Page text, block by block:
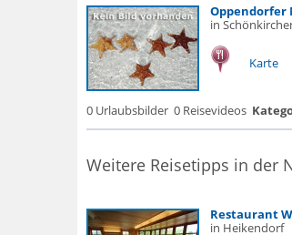
Oppendorfer
in
Karte
0 Urlaubsbilder 0 Reisevideos
Weitere Reisetipps in der
Restaurant
in Heikendorf